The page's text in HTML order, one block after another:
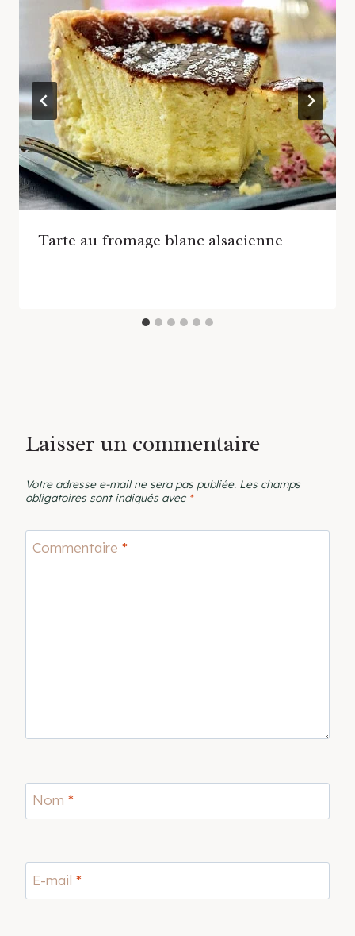
Tarte au fromage blanc alsacienne
Laisser un commentaire
Votre adresse e-mail ne sera pas publiée. Les champs
obligatoires sont indiqués avec *
Commentaire *
Nom *
E-mail *